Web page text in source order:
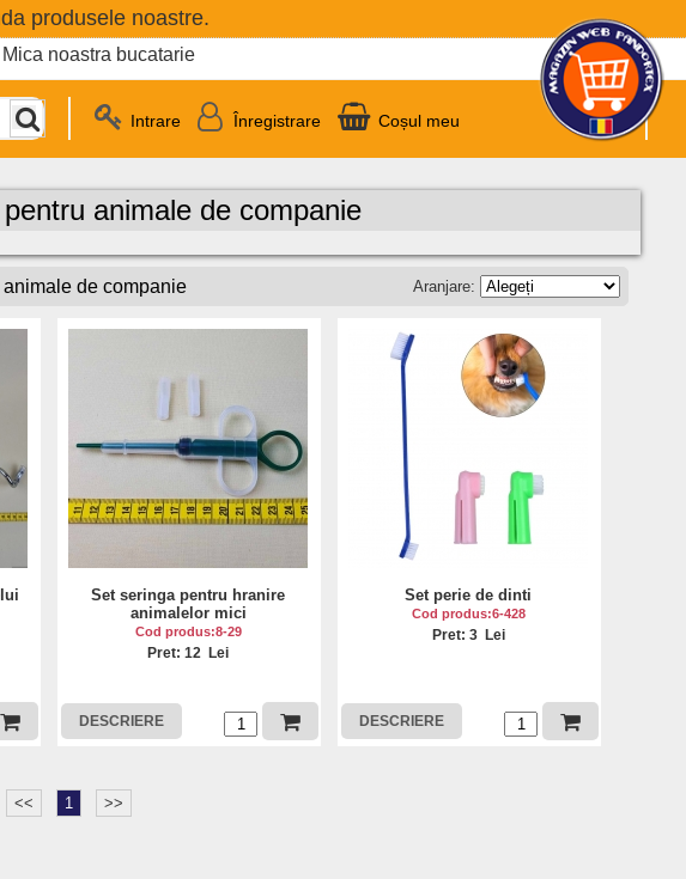
produsele noastre.
Mica noastra bucatarie
Intrare Înregistrare Coșul meu
animale de companie
Aranjare:
de companie
Set seringa pentru hranire
animalelor mici
Cod produs:8-29
Pret: 12 Lei
DESCRIERE
Set perie de dinti
Cod produs:6-428
Pret: 3 Lei
DESCRIERE
<< 1 >>